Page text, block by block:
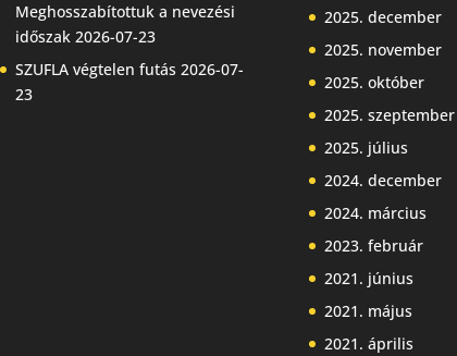
Meghosszabítottuk a nevezési
időszak 2026-07-23
SZUFLA végtelen futás 2026-07-
23
2025. december
2025. november
2025. október
2025. szeptember
2025. július
2024. december
2024. március
2023. február
2021. június
2021. május
2021. április